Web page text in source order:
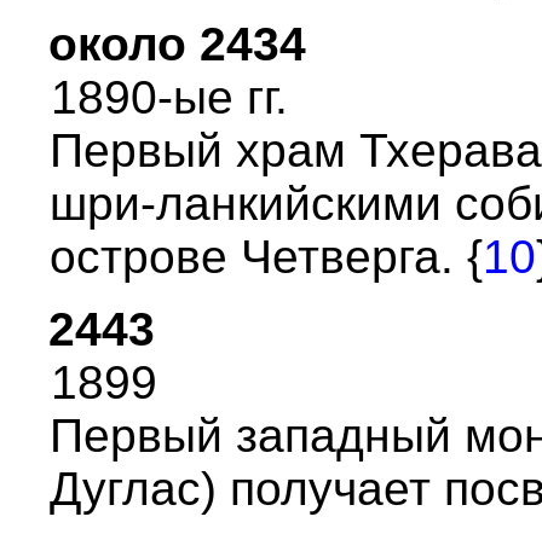
около 2434
1890-ые гг.
Пеpвый хpам
шpи-ланкийскими
остpове Четвеpга. {10
2443
1899
Пеpвый западный
Дуглас) получает